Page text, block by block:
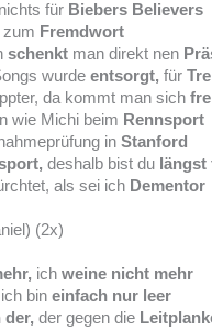
für Biebers Believers
zum Fremdwort
schenkt man direkt nen
wurde entsorgt, für
da kommt man sich
wie Michi beim Rennsport
in Stanford
deshalb bist du
als sei ich Dementor
(2x)
ich weine nicht mehr
bin einfach nur leer
der gegen die